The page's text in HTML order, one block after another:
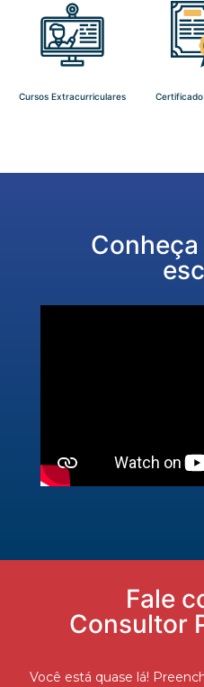
Cursos Extracurriculares
Fale
Consultor
Você está quase lá!